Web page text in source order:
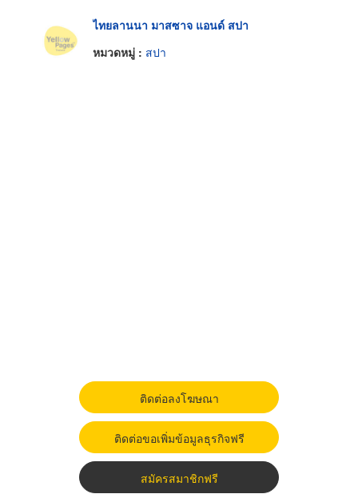
ไทยลานนา มาสซาจ แอนด์ สปา
หมวดหมู่ : สปา
ติดต่อลงโฆษณา
ติดต่อขอเพิ่มข้อมูลธุรกิจฟรี
สมัครสมาชิกฟรี